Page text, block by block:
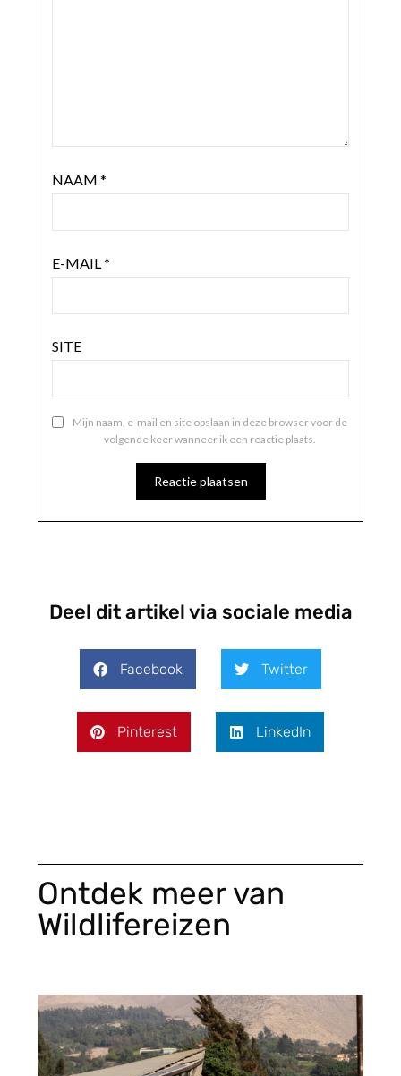
NAAM *
E-MAIL*
SITE
Mijn naam, e-mail en site opslaan in deze browser voor de
volgende keer wanneer ik een reactie plaats.
Deel dit artikel via sociale media
Facebook Twitter
Pinterest LinkedIn
Ontdek meer van
Wildlifereizen